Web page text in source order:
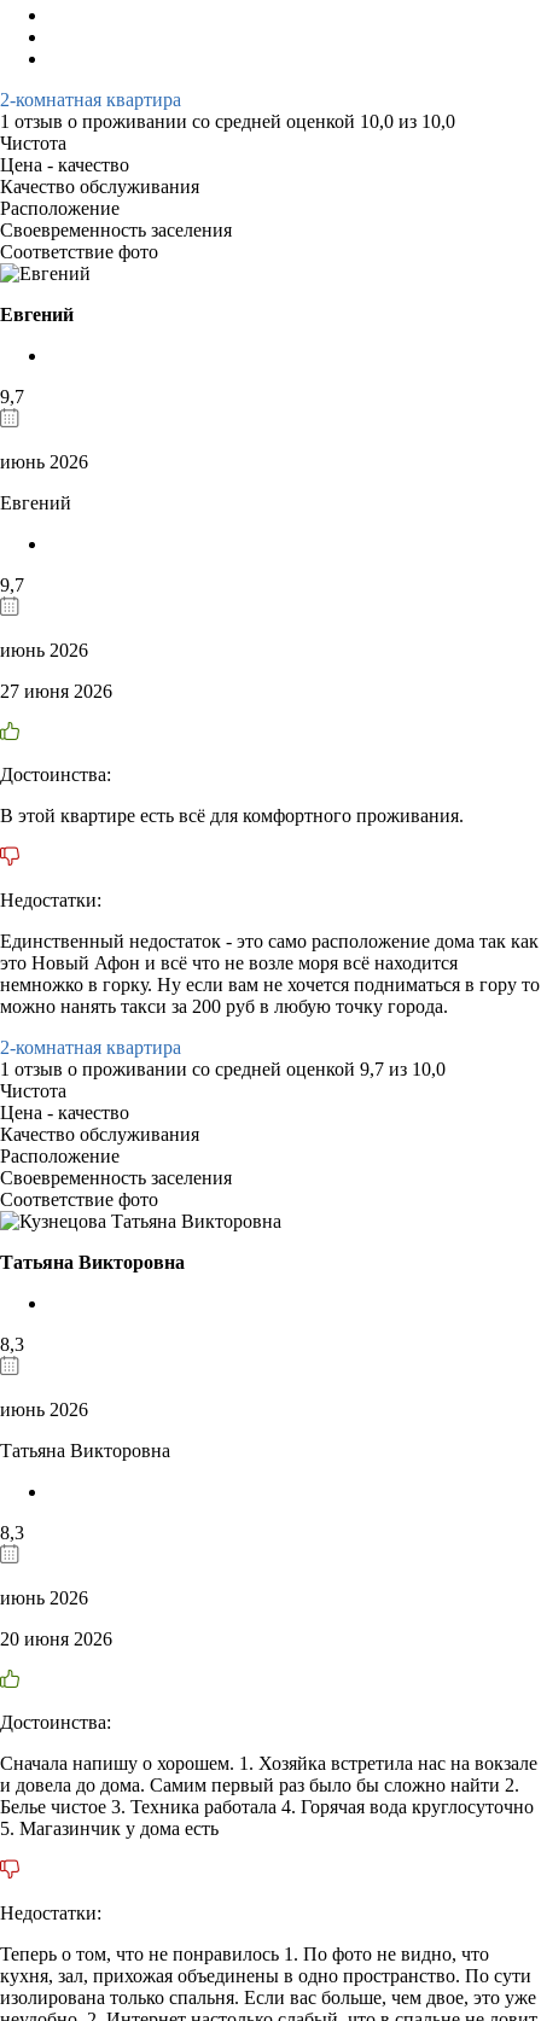
2-комнатная квартира
1 отзыв о проживании со средней оценкой 10,0 из 10,0
Чистота
Цена - качество
Качество обслуживания
Расположение
Своевременность заселения
Соответствие фото
Евгений
9,7
июнь 2026
Евгений
9,7
июнь 2026
27 июня 2026
Достоинства:
В этой квартире есть всё для комфортного проживания.
Недостатки:
Единственный недостаток - это само расположение дома так как
это Новый Афон и всё что не возле моря всё находится
немножко в горку. Ну если вам не хочется подниматься в гору то
можно нанять такси за 200 руб в любую точку города.
2-комнатная квартира
1 отзыв о проживании со средней оценкой 9,7 из 10,0
Чистота
Цена - качество
Качество обслуживания
Расположение
Своевременность заселения
Соответствие фото
Татьяна Викторовна
8,3
июнь 2026
Татьяна Викторовна
8,3
июнь 2026
20 июня 2026
Достоинства:
Сначала напишу о хорошем. 1. Хозяйка встретила нас на вокзале
и довела до дома. Самим первый раз было бы сложно найти 2.
Белье чистое 3. Техника работала 4. Горячая вода круглосуточно
5. Магазинчик у дома есть
Недостатки:
Теперь о том, что не понравилось 1. По фото не видно, что
кухня, зал, прихожая объединены в одно пространство. По сути
изолирована только спальня. Если вас больше, чем двое, это уже